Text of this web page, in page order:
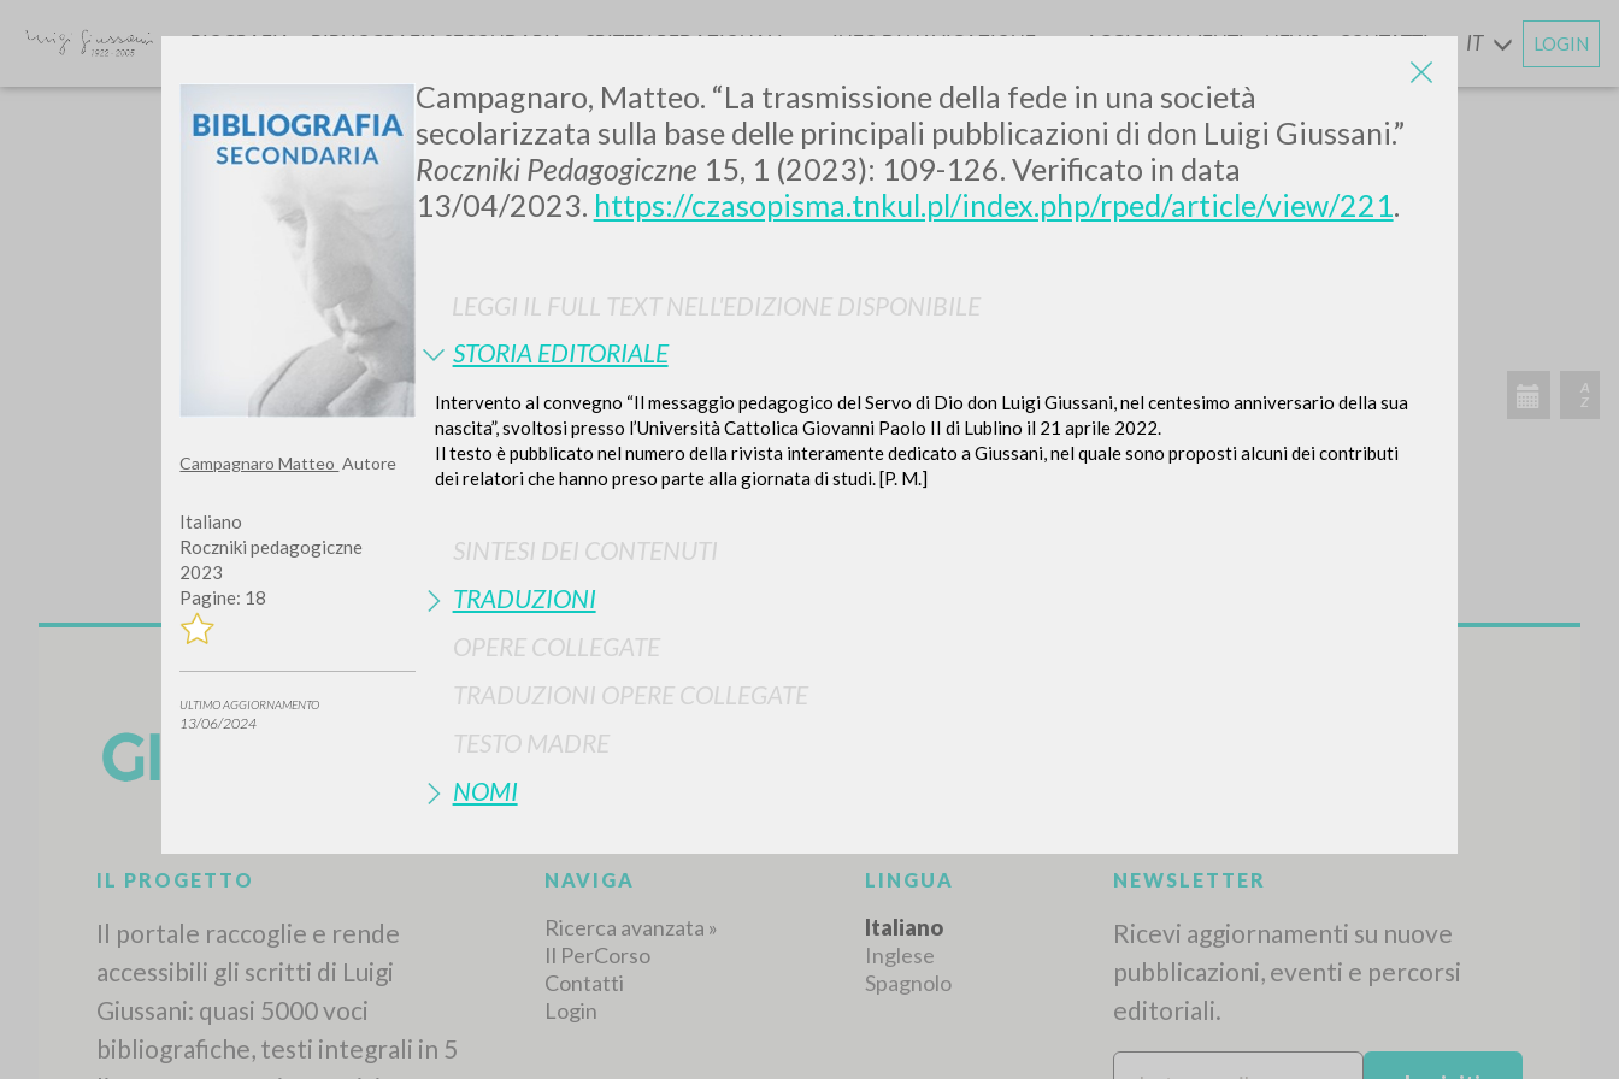
Campagnaro Matteo Autore
Italiano
Roczniki pedagogiczne
2023
Pagine: 18
ULTIMO AGGIORNAMENTO
13/06/2024
Campagnaro, Matteo. “La trasmissione della fede in una società
secolarizzata sulla base delle principali pubblicazioni di don Luigi Giussani.”
Roczniki Pedagogiczne 15, 1 (2023): 109-126. Verificato in data
13/04/2023. https://czasopisma.tnkul.pl/index.php/rped/article/view/221.
LEGGI IL FULL TEXT NELL'EDIZIONE DISPONIBILE
STORIA EDITORIALE
Intervento al convegno “Il messaggio pedagogico del Servo di Dio don Luigi Giussani, nel centesimo anniversario della sua
nascita”, svoltosi presso l’Università Cattolica Giovanni Paolo II di Lublino il 21 aprile 2022.
Il testo è pubblicato nel numero della rivista interamente dedicato a Giussani, nel quale sono proposti alcuni dei contributi
dei relatori che hanno preso parte alla giornata di studi. [P. M.]
SINTESI DEI CONTENUTI
TRADUZIONI
OPERE COLLEGATE
TRADUZIONI OPERE COLLEGATE
TESTO MADRE
NOMI
BIOGRAFIA BIBLIOGRAFIA SECONDARIA CRITERI REDAZIONALI INFO DI NAVIGAZIONE AGGIORNAMENTIENEWS CONTATTI IT LOGIN
Vuoi risultati ancora più precisi? Utilizza laRICERCA AVANZATA »
0
Visualizza dettagli per tipologia
TIPOLOGIA OPERA LINGUA AUTORE ANNO ATTIVITÀ RECENTI
IL PROGETTO
Il portale raccoglie e rende
NAVIGA LINGUA NEWSLETTER
Ricevi aggiornamenti su nuove